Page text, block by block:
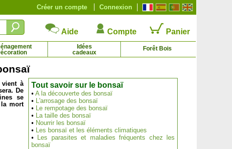
Connexion
Créer un compte
Aide Compte Panier
Idées
cadeaux
Forêt Bois
Vigne goût fraise - blanc
7.95 € - 28.67 €
Tout savoir sur le bonsaï
• A la découverte des bonsaï
• L'arrosage des bonsaï
• Le rempotage des bonsaï
• La taille des bonsaï
• Nourrir les bonsaï
• Les bonsaï et les éléments climatiques
•
Les parasites et maladies fréquents chez les
bonsaï
vient à
De
se
la mort